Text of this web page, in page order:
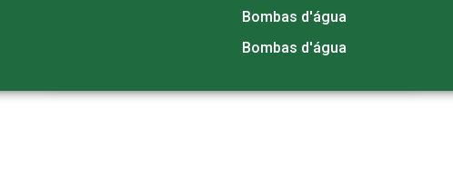
Bombas d'água
Bombas d'água